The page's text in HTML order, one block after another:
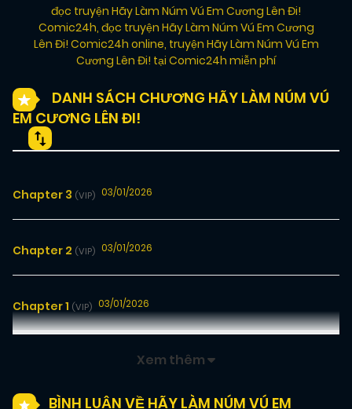
đọc truyện Hãy Làm Núm Vú Em Cương Lên Đi!
Comic24h, đọc truyện Hãy Làm Núm Vú Em Cương
Lên Đi! Comic24h online, truyện Hãy Làm Núm Vú Em
Cương Lên Đi! tại Comic24h miễn phí
DANH SÁCH CHƯƠNG HÃY LÀM NÚM VÚ
EM CƯƠNG LÊN ĐI!
Chapter 3 (VIP) 03/01/2026
Chapter 2 (VIP) 03/01/2026
Chapter 1 (VIP) 03/01/2026
Xem thêm
BÌNH LUẬN VỀ HÃY LÀM NÚM VÚ EM